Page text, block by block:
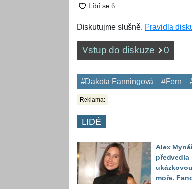
Diskutujme slušně. Pravidla
Vstup do diskuze 0
#Dakota Fanningová #Fern
Reklama:
LIDÉ
Alex
předvedla
moře.